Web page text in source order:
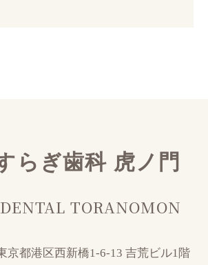
らぎ歯科 虎ノ門
TORANOMON
都港区西新橋1-6-13 吉荒ビル1階